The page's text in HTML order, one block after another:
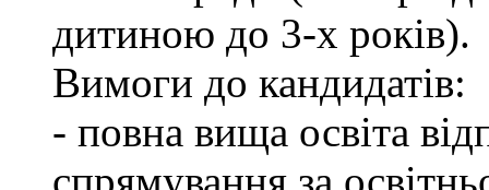
дитиною до 3-х років).
Вимоги до кандидатів:
- повна вища освіта
спрямування за